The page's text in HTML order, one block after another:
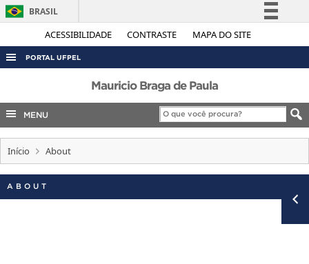
ACESSIBILIDADE CONTRASTE MAPA DO SITE
BRASIL
Simplifique!
Legislação
Canais
PORTAL UFPEL
ACESSO À INFORMAÇÃO
AUDITORIA
COBALTO
CONCURSOS
EDITAIS
INTERNACIONAL
Mauricio Braga de Paula
MENU
Início About
ABOUT